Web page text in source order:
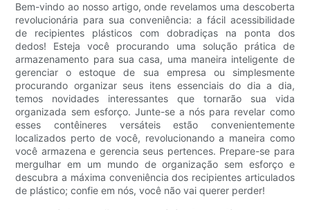
Bem-vindo ao nosso artigo, onde revelamos uma descoberta
revolucionária para sua conveniência: a fácil acessibilidade
de recipientes plásticos com dobradiças na ponta dos
dedos! Esteja você procurando uma solução prática de
armazenamento para sua casa, uma maneira inteligente de
gerenciar o estoque de sua empresa ou simplesmente
procurando organizar seus itens essenciais do dia a dia,
temos novidades interessantes que tornarão sua vida
organizada sem esforço. Junte-se a nós para revelar como
esses contêineres versáteis estão convenientemente
localizados perto de você, revolucionando a maneira como
você armazena e gerencia seus pertences. Prepare-se para
mergulhar em um mundo de organização sem esforço e
descubra a máxima conveniência dos recipientes articulados
de plástico; confie em nós, você não vai querer perder!